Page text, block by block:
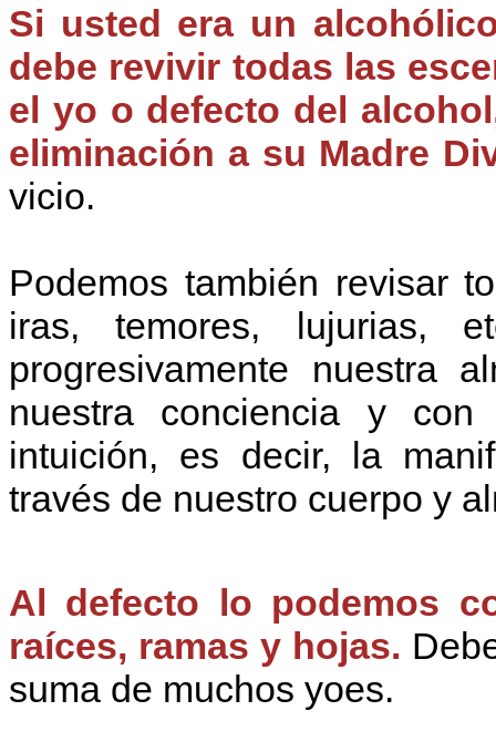
Si usted era un
debe revivir todas las
el yo o defecto del
eliminación a su Madre
vicio.
Podemos también revisar
iras, temores, lujurias,
progresivamente nuestra
nuestra conciencia y
intuición, es decir, la
través de nuestro cuerpo y
Al defecto lo podemos
raíces, ramas y hojas.
suma de muchos yoes.